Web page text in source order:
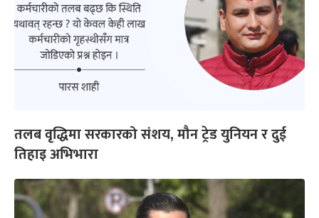
तलब वृद्धिमा सरकारको संशय, मौन ट्रेड युनियन र दुई
तिहाइ अभिभारा